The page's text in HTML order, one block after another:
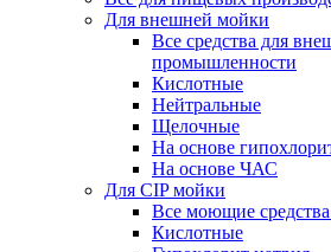
Для внешней мойки
Все средства для
промышленности
Кислотные
Нейтральные
Щелочные
На основе
На основе ЧАС
Для CIP мойки
Все моющие
Кислотные